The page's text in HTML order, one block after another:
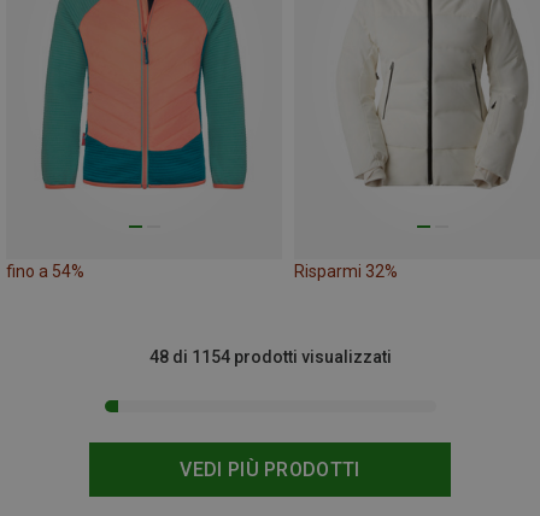
fino a 54% Risparmi 32%
VEDI PIÙ PRODOTTI
48 di 1154 prodotti visualizzati